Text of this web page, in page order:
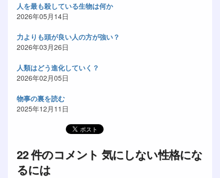
人を最も殺している生物は何か
2026年05月14日
力よりも頭が良い人の方が強い？
2026年03月26日
人類はどう進化していく？
2026年02月05日
物事の裏を読む
2025年12月11日
22 件のコメント 気にしない性格にな
るには